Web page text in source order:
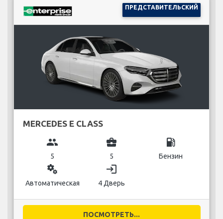
ПРЕДСТАВИТЕЛЬСКИЙ
MERCEDES E CLASS
group
5
business_center
5
local_gas_station
Бензин
miscellaneous_services
Автоматическая
login
4 Дверь
ПОСМОТРЕТЬ...